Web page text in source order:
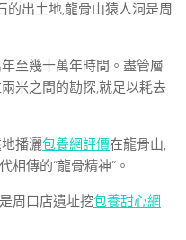
的出土地,龍骨山猿人洞是周
至幾十萬年時間。盡管層
米之間的勘探,就足以耗去
播灑包養網評價在龍骨山,
相傳的“龍骨精神”。
周口店遺址挖包養甜心網